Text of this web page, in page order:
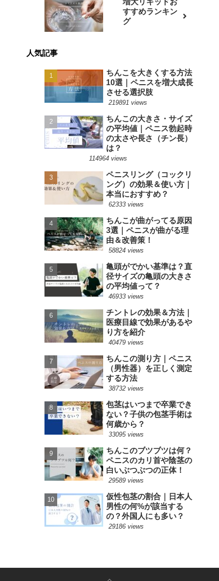
増大リキッドお
すすめランキン
グ
人気記事
ちんこを大きくする方法
10選｜ペニスを増大成長
させる選択肢
219891 views
ちんこの大きさ・サイズ
の平均値｜ペニス勃起時
の太さや長さ（チン長）
は？
114964 views
ペニスリング（コックリ
ング）の効果＆使い方｜
本当におすすめ？
62333 views
ちんこが曲がってる原因
3選｜ペニスが曲がる理
由＆改善策！
58824 views
亀頭がでかい基準は？直
径サイズの亀頭の大きさ
の平均値って？
46933 views
チントレの効果＆方法｜
医療目線で効果があるや
り方を紹介
40479 views
ちんこの測り方｜ペニス
（男性器）を正しく測定
する方法
38732 views
包茎はいつまで卒業でき
ない？子供の包茎手術は
何歳から？
33095 views
ちんこのブツブツは何？
ペニスのカリ首や陰茎の
白いぶつぶつの正体！
29589 views
仮性包茎の割合｜日本人
男性の何%が該当する
の？外国人にも多い？
29186 views